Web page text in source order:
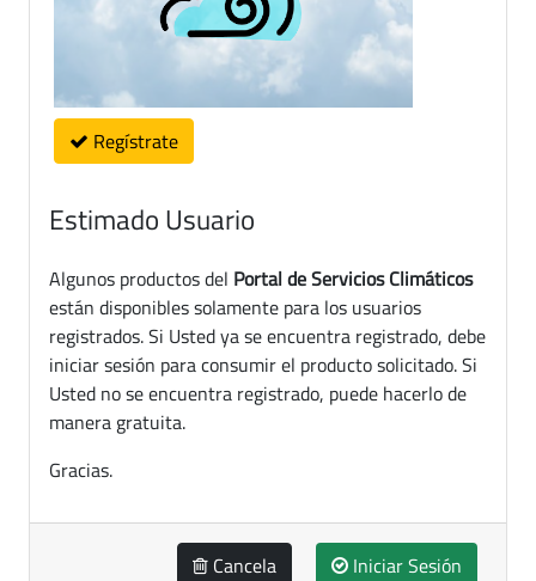
Regístrate
Estimado Usuario
Algunos productos del Portal de Servicios Climáticos
están disponibles solamente para los usuarios
registrados. Si Usted ya se encuentra registrado, debe
iniciar sesión para consumir el producto solicitado. Si
Usted no se encuentra registrado, puede hacerlo de
manera gratuita.
Gracias.
Cancela Iniciar Sesión